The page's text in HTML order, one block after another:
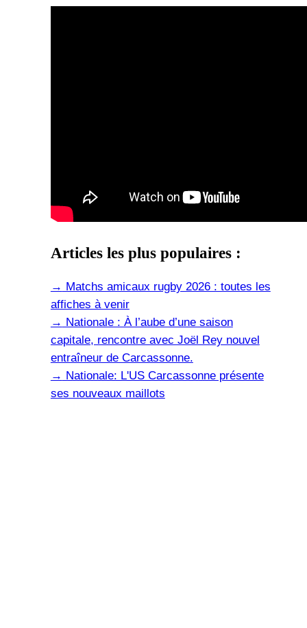
Articles les plus populaires :
→ Matchs amicaux rugby 2026 : toutes les
affiches à venir
→ Nationale : À l’aube d’une saison
capitale, rencontre avec Joël Rey nouvel
entraîneur de Carcassonne.
→ Nationale: L'US Carcassonne présente
ses nouveaux maillots